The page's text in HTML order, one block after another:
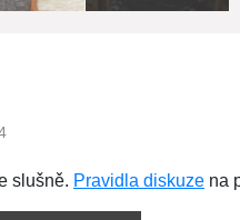
slušně. Pravidla diskuze na